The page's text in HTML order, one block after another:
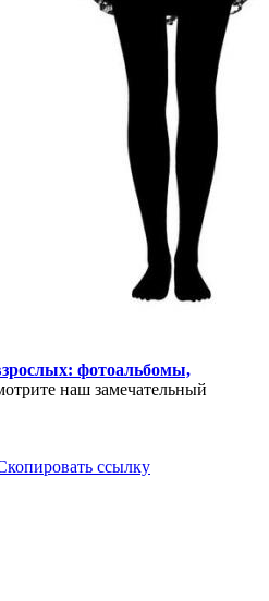
фотоальбомы,
наш замечательный
ссылку